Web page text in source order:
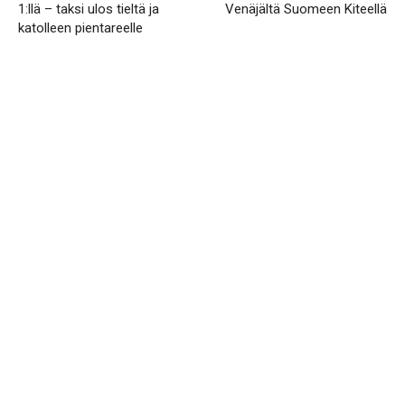
1:llä – taksi ulos tieltä ja
katolleen pientareelle
Venäjältä Suomeen Kiteellä